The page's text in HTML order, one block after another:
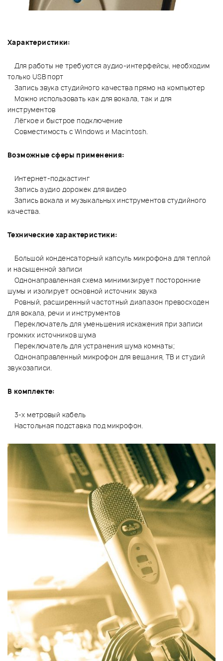
Характеристики:
Для работы не требуются аудио-интерфейсы, необходим
только USB порт
Запись звука студийного качества прямо на компьютер
Можно использовать как для вокала, так и для
инструментов
Лёгкое и быстрое подключение
Совместимость с Windows и Macintosh.
Возможные сферы применения:
Интернет-подкастинг
Запись аудио дорожек для видео
Запись вокала и музыкальных инструментов студийного
качества.
Технические характеристики:
Большой конденсаторный капсуль микрофона для теплой
и насыщенной записи
Однонаправленная схема минимизирует посторонние
шумы и изолирует основной источник звука
Ровный, расширенный частотный диапазон превосходен
для вокала, речи и инструментов
Переключатель для уменьшения искажения при записи
громких источников шума
Переключатель для устранения шума комнаты;
Однонаправленный микрофон для вещания, ТВ и студий
звукозаписи.
В комплекте:
3-х метровый кабель
Настольная подставка под микрофон.